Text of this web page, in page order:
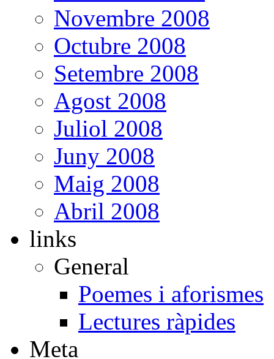
Novembre 2008
Octubre 2008
Setembre 2008
Agost 2008
Juliol 2008
Juny 2008
Maig 2008
Abril 2008
links
General
Poemes i aforismes
Lectures ràpides
Meta